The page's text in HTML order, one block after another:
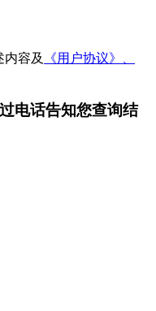
内容及
《用户协议》、
电话告知您查询结